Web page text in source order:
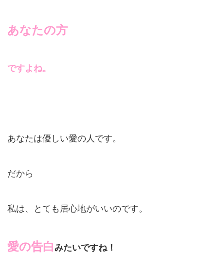
あなたの方
ですよね。
あなたは優しい愛の人です。
だから
私は、とても居心地がいいのです。
愛の告白みたいですね！